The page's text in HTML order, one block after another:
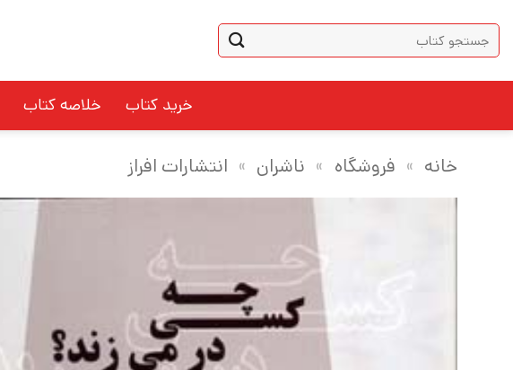
content
جستجو
برای:
خرید کتاب خلاصه کتاب
خانه » فروشگاه » ناشران » انتشارات افراز